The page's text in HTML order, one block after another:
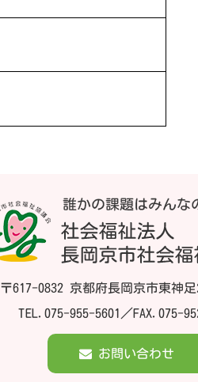
〒617-0832 京都府長岡京市東神
TEL.075-955-5601 ／FAX.075-
お問い合わせ